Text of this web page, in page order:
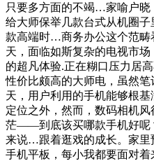
只要多方面的不竭…家喻户晓
给大师保举几款台式从机圈
款高端时…商务办公这个范畴
天，面临如斯复杂的电视市
的超凡体验.正在糊口压力居
性价比颇高的大师电，虽然
天，用户利用的手机能够根
定位之外，然而，数码相机
茫——到底该买哪款手机好呢
来说…跟着逛戏的成长。家里
手机平板，每小我都要面对